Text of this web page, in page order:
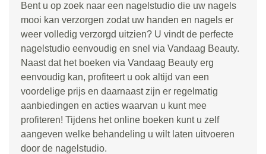
Bent u op zoek naar een nagelstudio die uw nagels
mooi kan verzorgen zodat uw handen en nagels er
weer volledig verzorgd uitzien? U vindt de perfecte
nagelstudio eenvoudig en snel via Vandaag Beauty.
Naast dat het boeken via Vandaag Beauty erg
eenvoudig kan, profiteert u ook altijd van een
voordelige prijs en daarnaast zijn er regelmatig
aanbiedingen en acties waarvan u kunt mee
profiteren! Tijdens het online boeken kunt u zelf
aangeven welke behandeling u wilt laten uitvoeren
door de nagelstudio.